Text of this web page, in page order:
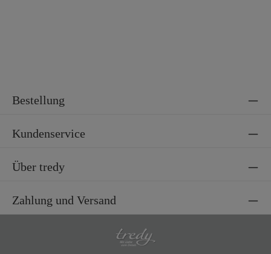
Bestellung
Kundenservice
Über tredy
Zahlung und Versand